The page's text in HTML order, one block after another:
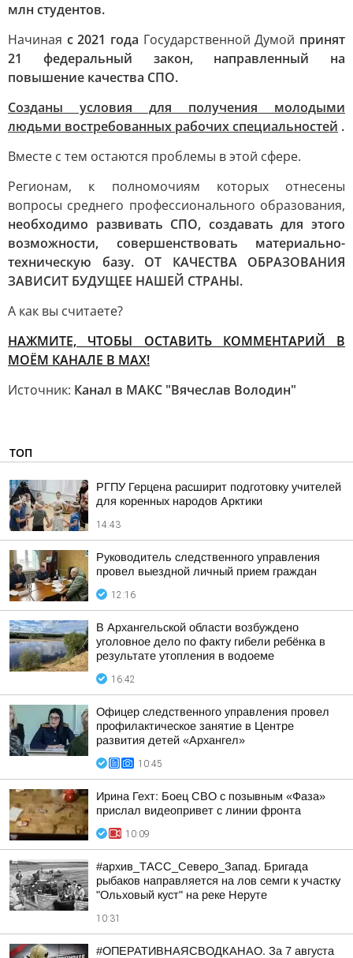
млн студентов.
Начиная с 2021 года Государственной Думой принят
21 федеральный закон, направленный на
повышение качества СПО.
Созданы условия для получения молодыми
людьми востребованных рабочих специальностей .
Вместе с тем остаются проблемы в этой сфере.
Регионам, к полномочиям которых отнесены
вопросы среднего профессионального образования,
необходимо развивать СПО, создавать для этого
возможности, совершенствовать материально-
техническую базу. ОТ КАЧЕСТВА ОБРАЗОВАНИЯ
ЗАВИСИТ БУДУЩЕЕ НАШЕЙ СТРАНЫ.
А как вы считаете?
НАЖМИТЕ, ЧТОБЫ ОСТАВИТЬ КОММЕНТАРИЙ В
МОЁМ КАНАЛЕ В МАХ!
Источник: Канал в МАКС "Вячеслав Володин"
ТОП
РГПУ Герцена расширит подготовку учителей
для коренных народов Арктики
14:43
Руководитель следственного управления
провел выездной личный прием граждан
12:16
В Архангельской области возбуждено
уголовное дело по факту гибели ребёнка в
результате утопления в водоеме
16:42
Офицер следственного управления провел
профилактическое занятие в Центре
развития детей «Архангел»
10:45
Ирина Гехт: Боец СВО с позывным «Фаза»
прислал видеопривет с линии фронта
10:09
#архив_ТАСС_Северо_Запад. Бригада
рыбаков направляется на лов семги к участку
"Ольховый куст" на реке Неруте
10:31
#ОПЕРАТИВНАЯСВОДКАНАО. За 7 августа